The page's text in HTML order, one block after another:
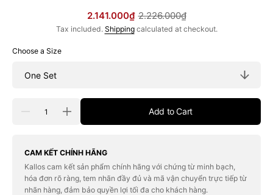
Sale
price
2.141.000₫
Regular
price
2.226.000₫
Tax included. Shippingcalculated at checkout.
Choose a Size
Decrease
ILLIT
Mini
Album
&#39;I&#39;LL
Increase
quantity
ILLIT
Mini
Album
&#39;I&#39;LL
Add to Cart
CAM KẾT CHÍNH HÃNG
Kallos cam kết sản phẩm chính hãng với chứng từ minh bạch,
hóa đơn rõ ràng, tem nhãn đầy đủ và mã vận chuyển trực tiếp từ
nhãn hàng, đảm bảo quyền lợi tối đa cho khách hàng.